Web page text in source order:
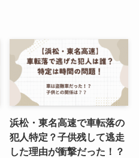
浜松・東名高速で車転落の
犯人特定？子供残して逃走
した理由が衝撃だった！？